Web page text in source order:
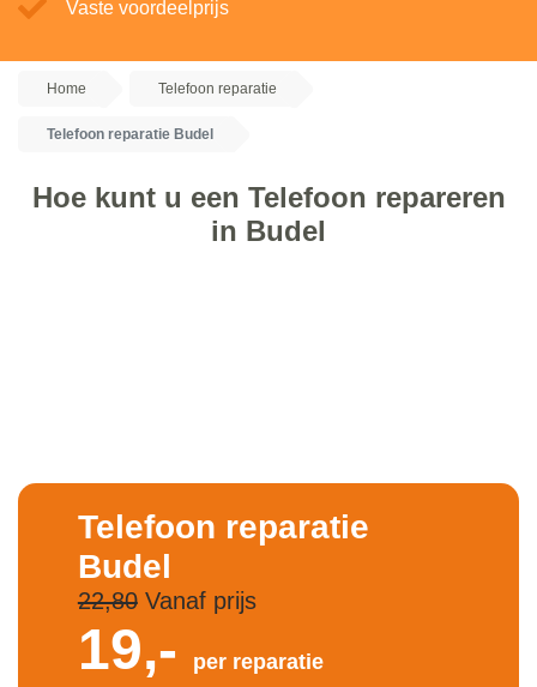
Vaste voordeelprijs
Home Telefoon reparatie
Telefoon reparatie Budel
Hoe kunt u een Telefoon repareren
in Budel
Telefoon reparatie
Budel
22,80Vanaf prijs
19,- per reparatie